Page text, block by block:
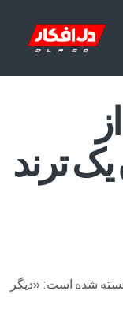
یک ترند
شده است: «دیگر